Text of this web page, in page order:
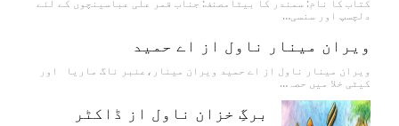
دلچسپ اور سنسی…
ویران مینار ناول از اے حمید
ویران مینار ناول از اے حمید ویران مینار،عنبر ناگ ماریا اور
کیٹی خلا میں حصہ…
برگِ خزان ناول از ڈاکٹر